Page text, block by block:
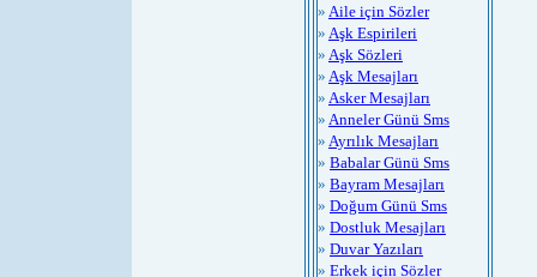
» Aile için Sözler
» Aşk Espirileri
» Aşk Sözleri
» Aşk Mesajları
» Asker Mesajları
» Anneler Günü Sms
» Ayrılık Mesajları
» Babalar Günü Sms
» Bayram Mesajları
» Doğum Günü Sms
» Dostluk Mesajları
» Duvar Yazıları
» Erkek için Sözler